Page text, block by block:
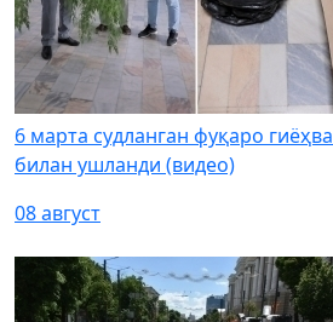
6 марта судланган фуқаро
билан ушланди (видео)
08 август